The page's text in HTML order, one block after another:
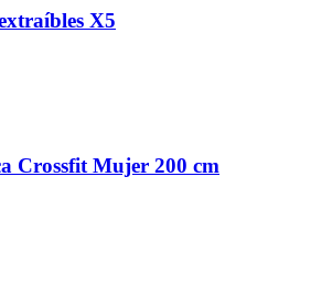
X5
Crossfit Mujer 200 cm